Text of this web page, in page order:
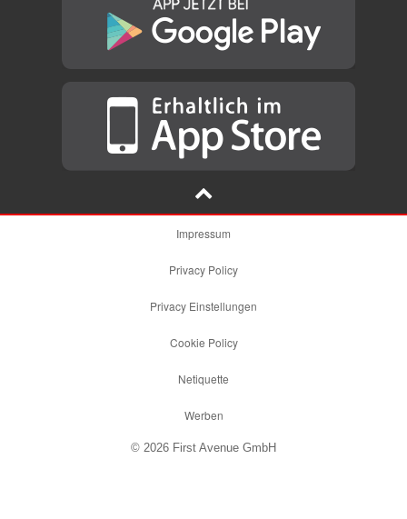
Impressum
Privacy Policy
Privacy Einstellungen
Cookie Policy
Netiquette
Werben
© 2026 First Avenue GmbH